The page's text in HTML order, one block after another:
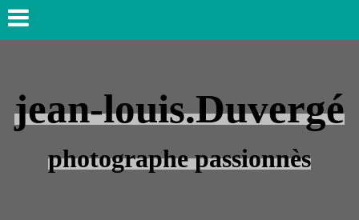
jean-louis.Duvergé
photographe passionnès